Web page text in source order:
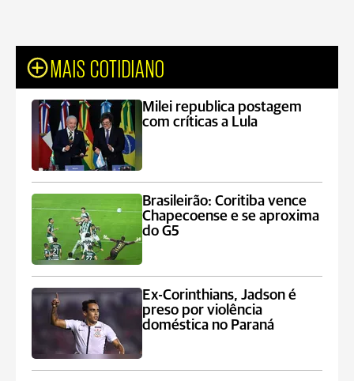
MAIS COTIDIANO
Milei republica postagem
com críticas a Lula
Brasileirão: Coritiba vence
Chapecoense e se aproxima
do G5
Ex-Corinthians, Jadson é
preso por violência
doméstica no Paraná